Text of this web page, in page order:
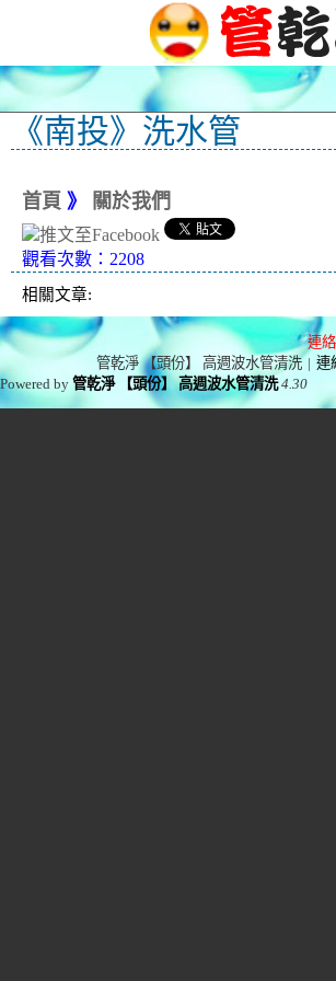
《南投》洗水管
首頁 》 關於我們
觀看次數：2208
相關文章:
連
管乾淨 【頭份】 高週波水管清洗 | 連
Powered by管乾淨 【頭份】 高週波水管清洗 4.30